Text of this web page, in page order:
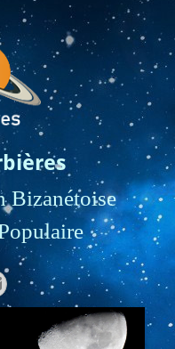
Bizanétoise
: